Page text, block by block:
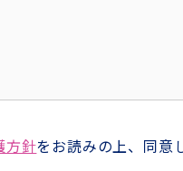
方針をお読みの上、同意